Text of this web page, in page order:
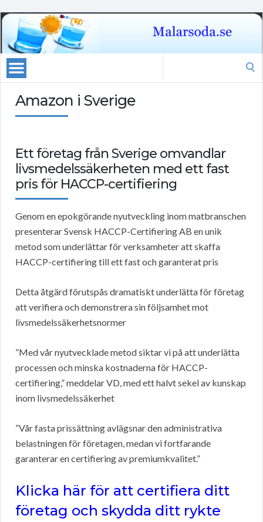
Amazon i Sverige
Ett företag från Sverige omvandlar
livsmedelssäkerheten med ett fast
pris för HACCP-certifiering
Genom en epokgörande nyutveckling inom matbranschen
presenterar Svensk HACCP-Certifiering AB en unik
metod som underlättar för verksamheter att skaffa
HACCP-certifiering till ett fast och garanterat pris
Detta åtgärd förutspås dramatiskt underlätta för företag
att verifiera och demonstrera sin följsamhet mot
livsmedelssäkerhetsnormer
”Med vår nyutvecklade metod siktar vi på att underlätta
processen och minska kostnaderna för HACCP-
certifiering,” meddelar VD, med ett halvt sekel av kunskap
inom livsmedelssäkerhet
”Vår fasta prissättning avlägsnar den administrativa
belastningen för företagen, medan vi fortfarande
garanterar en certifiering av premiumkvalitet.”
Klicka här för att certifiera ditt
företag och skydda ditt rykte